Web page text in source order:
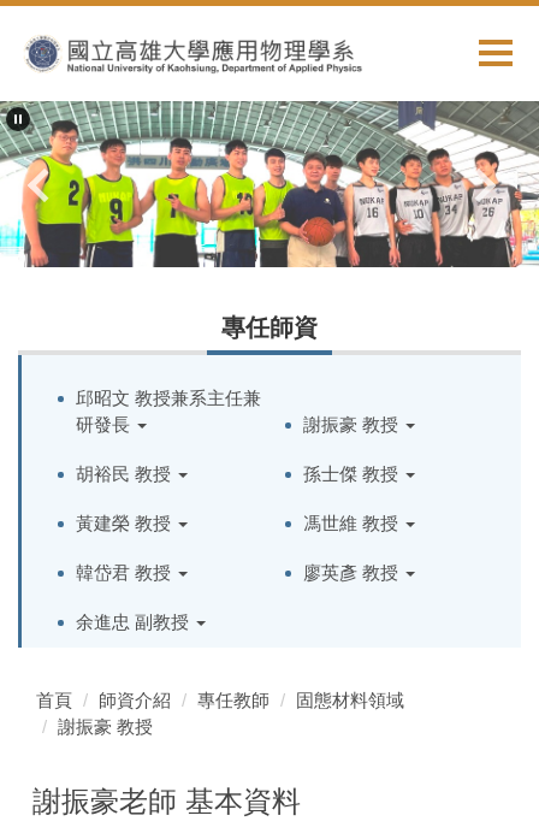
到
要
內
容
區
專任師資
邱昭文 教授兼系主任兼
研發長
謝振豪 教授
胡裕民 教授 孫士傑 教授
黃建榮 教授 馮世維 教授
韓岱君 教授 廖英彥 教授
余進忠 副教授
首頁 師資介紹 專任教師
固態材料領域
謝振豪 教授
謝振豪老師 基本資料